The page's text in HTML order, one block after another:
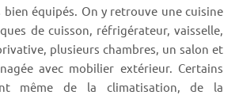
équipés. On y retrouve une cuisine
de cuisson, réfrigérateur, vaisselle,
plusieurs chambres, un salon et
avec mobilier extérieur. Certains
même de la climatisation, de la